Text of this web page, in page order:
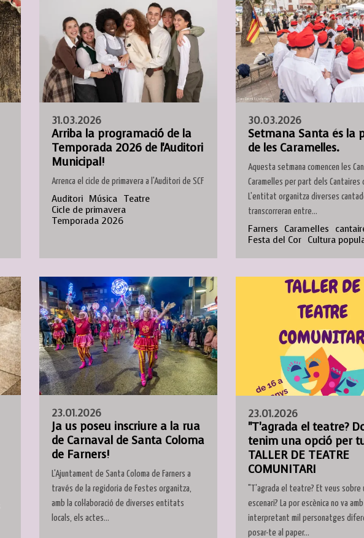
31.03.2026
Arriba la programació de la
Temporada 2026 de l'Auditori
Municipal!
Arrenca el cicle de primavera a l'Auditori de SCF
Auditori Música Teatre
Cicle de primavera
Temporada 2026
30.03.2026
Setmana Santa és la
de les Caramelles.
Aquesta setmana comencen les
Caramelles per part dels Cantaires
L'entitat organitza diverses
transcorreran entre...
Farners Caramelles
Festa del Cor Cultura
23.01.2026
Ja us poseu inscriure a la rua
de Carnaval de Santa Coloma
de Farners!
L'Ajuntament de Santa Coloma de Farners a
través de la regidoria de Festes organitza,
amb la col·laboració de diverses entitats
locals, els actes...
23.01.2026
"T'agrada el teatre?
tenim una opció per
TALLER DE TEATRE
COMUNITARI
"T'agrada el teatre? Et veus sobre
escenari? La por escènica no va
interpretant mil personatges
posar-te al paper...